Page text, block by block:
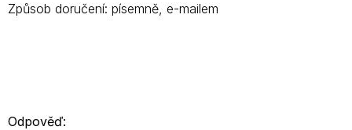
Způsob doručení: písemně, e-mailem
Odpověď: